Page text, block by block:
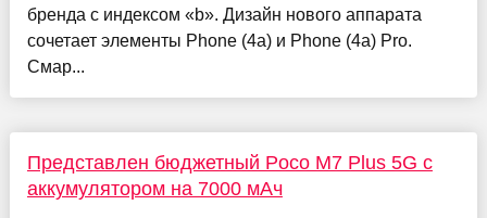
бренда с индексом «b». Дизайн нового аппарата
сочетает элементы Phone (4a) и Phone (4a) Pro.
Смар...
Представлен бюджетный Poco M7 Plus 5G с
аккумулятором на 7000 мАч